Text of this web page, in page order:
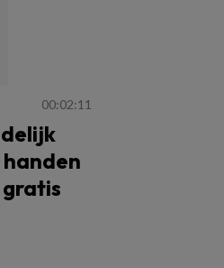
00:02:11
gratis